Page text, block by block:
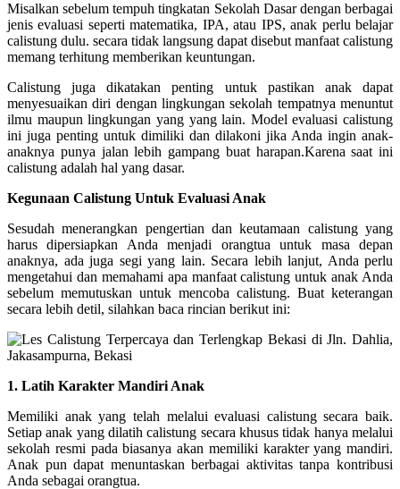
Misalkan sebelum tempuh tingkatan Sekolah Dasar dengan berbagai
jenis evaluasi seperti matematika, IPA, atau IPS, anak perlu belajar
calistung dulu. secara tidak langsung dapat disebut manfaat calistung
memang terhitung memberikan keuntungan.
Calistung juga dikatakan penting untuk pastikan anak dapat
menyesuaikan diri dengan lingkungan sekolah tempatnya menuntut
ilmu maupun lingkungan yang yang lain. Model evaluasi calistung
ini juga penting untuk dimiliki dan dilakoni jika Anda ingin anak-
anaknya punya jalan lebih gampang buat harapan.Karena saat ini
calistung adalah hal yang dasar.
Kegunaan Calistung Untuk Evaluasi Anak
Sesudah menerangkan pengertian dan keutamaan calistung yang
harus dipersiapkan Anda menjadi orangtua untuk masa depan
anaknya, ada juga segi yang lain. Secara lebih lanjut, Anda perlu
mengetahui dan memahami apa manfaat calistung untuk anak Anda
sebelum memutuskan untuk mencoba calistung. Buat keterangan
secara lebih detil, silahkan baca rincian berikut ini:
1. Latih Karakter Mandiri Anak
Memiliki anak yang telah melalui evaluasi calistung secara baik.
Setiap anak yang dilatih calistung secara khusus tidak hanya melalui
sekolah resmi pada biasanya akan memiliki karakter yang mandiri.
Anak pun dapat menuntaskan berbagai aktivitas tanpa kontribusi
Anda sebagai orangtua.